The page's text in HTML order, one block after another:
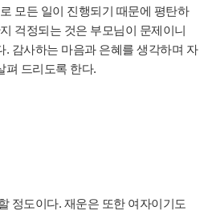
모든 일이 진행되기 때문에 평탄하
걱정되는 것은 부모님이 문제이니
. 감사하는 마음과 은혜를 생각하며 자
펴 드리도록 한다.
정도이다. 재운은 또한 여자이기도